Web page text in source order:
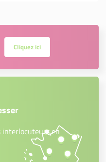
Cliquez ici
interlocuteurs en